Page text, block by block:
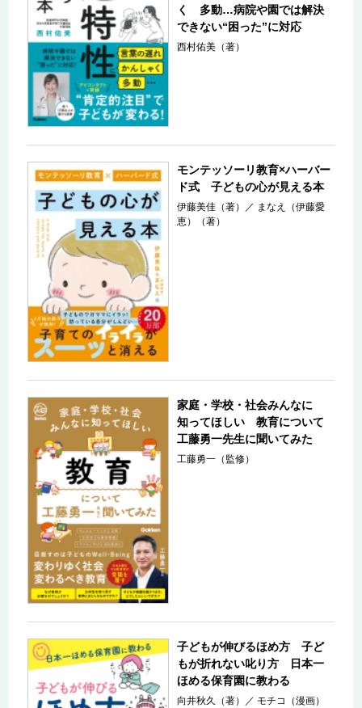
く 多動…病院や園では解決
できない“困った”に対応
西村佑美（著）
モンテッソーリ教育×ハーバー
ド式 子どもの心が見える本
伊藤美佳（著） ／ まなえ（伊藤愛
恵）（著）
家庭・学校・社会みんなに
知ってほしい 教育について
工藤勇一先生に聞いてみた
工藤勇一（監修）
子どもが伸びるほめ方 子ど
もが折れない叱り方 日本一
ほめる保育園に教わる
向井秋久（著） ／ モチコ（漫画）